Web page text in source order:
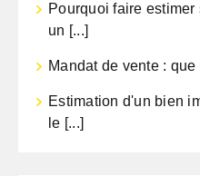
Pourquoi faire
un [...]
Mandat de vente :
Estimation d'un bien
le [...]